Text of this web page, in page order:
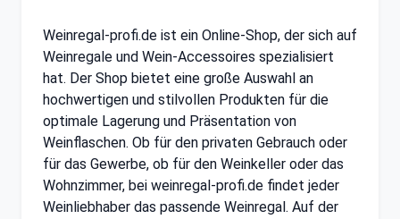
Weinregal-profi.de ist ein Online-Shop, der sich auf
Weinregale und Wein-Accessoires spezialisiert
hat. Der Shop bietet eine große Auswahl an
hochwertigen und stilvollen Produkten für die
optimale Lagerung und Präsentation von
Weinflaschen. Ob für den privaten Gebrauch oder
für das Gewerbe, ob für den Weinkeller oder das
Wohnzimmer, bei weinregal-profi.de findet jeder
Weinliebhaber das passende Weinregal. Auf der